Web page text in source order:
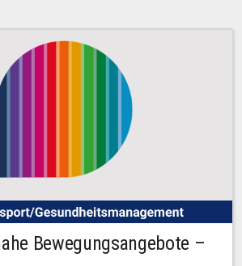
Bewegungsangebote –